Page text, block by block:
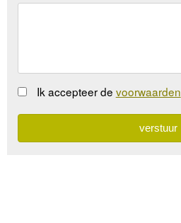
Ik accepteer de voorwaarden